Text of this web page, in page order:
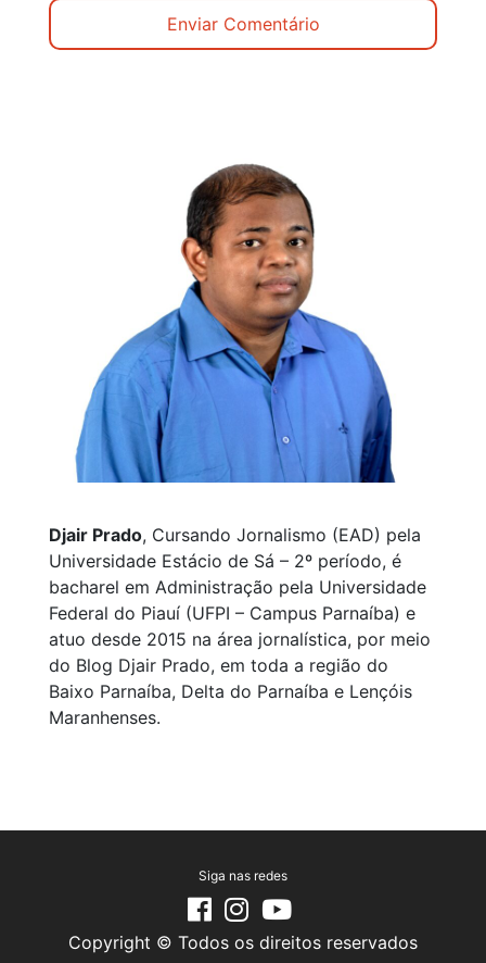
Djair Prado, Cursando Jornalismo (EAD) pela
Universidade Estácio de Sá – 2º período, é
bacharel em Administração pela Universidade
Federal do Piauí (UFPI – Campus Parnaíba) e
atuo desde 2015 na área jornalística, por meio
do Blog Djair Prado, em toda a região do
Baixo Parnaíba, Delta do Parnaíba e Lençóis
Maranhenses.
Siga nas redes
Copyright © Todos os direitos reservados